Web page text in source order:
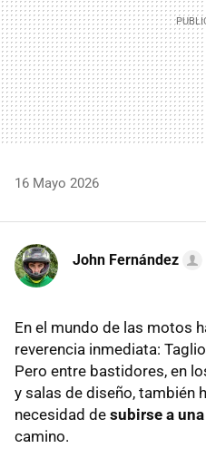
16 Mayo 2026
John Fernández
En el mundo de las motos
reverencia inmediata:
Pero entre bastidores, en
y salas de diseño, también
necesidad de subirse a
camino.